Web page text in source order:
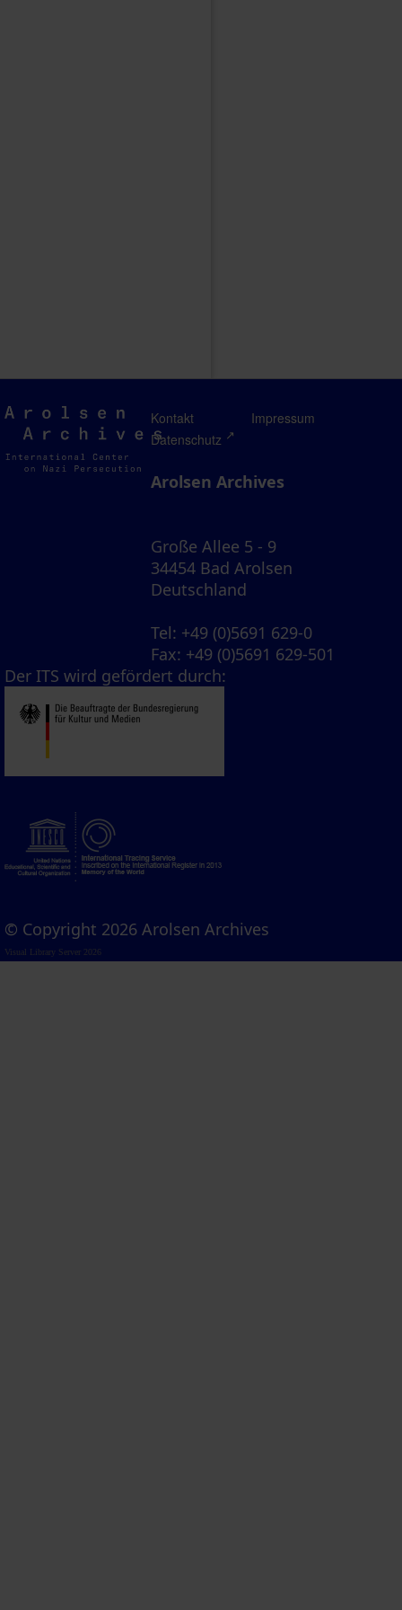
Arolsen
Archives
Kontakt
Impressum
Datenschutz
Arolsen Archives
Große Allee 5 - 9
34454 Bad Arolsen
Deutschland
Tel: +49 (0)5691 629-0
Fax: +49 (0)5691 629-501
Der ITS wird gefördert durch:
© Copyright 2026 Arolsen Archives
Visual Library Server 2026